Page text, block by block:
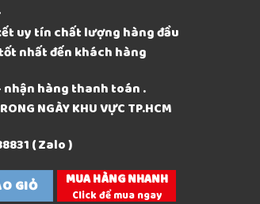
uy tín chất lượng hàng đầu
nhất đến khách hàng
nhận hàng thanh toán .
NGÀY KHU VỰC TP.HCM
( Zalo )
GIỎ MUA HÀNG NHANH
Click để mua ngay